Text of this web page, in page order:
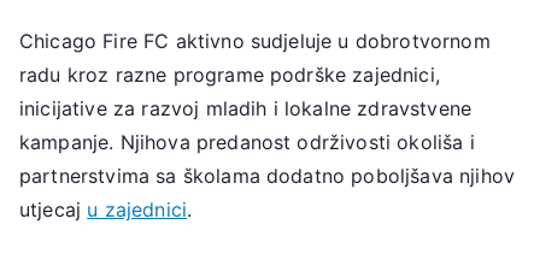
Chicago Fire FC aktivno sudjeluje u dobrotvornom
radu kroz razne programe podrške zajednici,
inicijative za razvoj mladih i lokalne zdravstvene
kampanje. Njihova predanost održivosti okoliša i
partnerstvima sa školama dodatno poboljšava njihov
utjecaj u zajednici.